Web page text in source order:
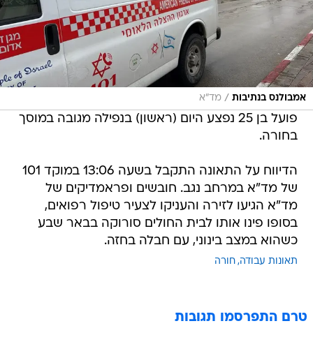
אמבולנס בנתיבות / מד"א
פועל בן 25 נפצע היום (ראשון) בנפילה מגובה במוסך
בחורה.
הדיווח על התאונה התקבל בשעה 13:06 במוקד 101
של מד"א במרחב נגב. חובשים ופראמדיקים של
מד"א הגיעו לזירה והעניקו לצעיר טיפול רפואים,
בסופו פינו אותו לבית החולים סורוקה בבאר שבע
כשהוא במצב בינוני, עם חבלה בחזה.
תאונות עבודה חורה
טרם התפרסמו תגובות